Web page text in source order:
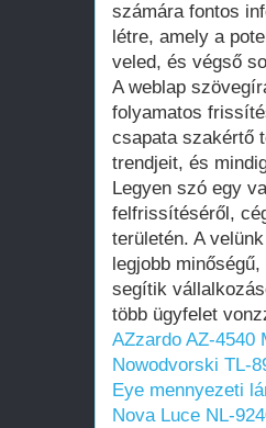
számára fontos
létre, amely a
veled, és végső
A weblap
folyamatos
csapata szakértő
trendjeit, és
Legyen szó egy
felfrissítéséről,
területén. A
legjobb
segítik
több ügyfelet
AZzardo AZ-4540
Nowodvorski TL-
Eye mennyezeti
Nova Luce NL-